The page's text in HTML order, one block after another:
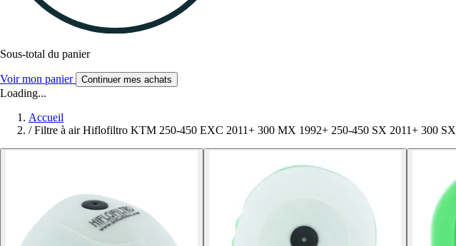
Sous-total du panier
Voir mon panier Continuer mes achats
Loading...
Accueil
/ Filtre à air Hiflofiltro KTM 250-450 EXC 2011+ 300 MX 1992+ 250-450 SX 2011+ 300